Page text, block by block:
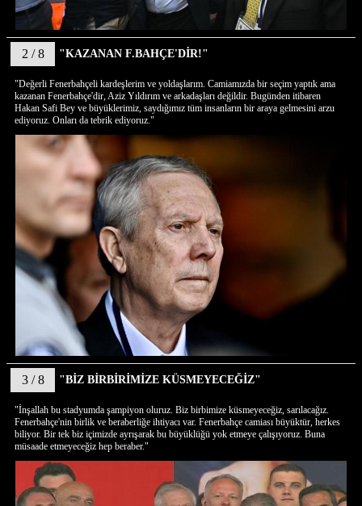
2 / 8 "KAZANAN F.BAHÇE'DİR!"
"Değerli Fenerbahçeli kardeşlerim ve yoldaşlarım. Camiamızda bir seçim yaptık ama
kazanan Fenerbahçe'dir, Aziz Yıldırım ve arkadaşları değildir. Bugünden itibaren
Hakan Safi Bey ve büyüklerimiz, saydığımız tüm insanların bir araya gelmesini arzu
ediyoruz. Onları da tebrik ediyoruz."
3 / 8 "BİZ BİRBİRİMİZE KÜSMEYECEĞİZ"
"İnşallah bu stadyumda şampiyon oluruz. Biz birbimize küsmeyeceğiz, sarılacağız.
Fenerbahçe'nin birlik ve beraberliğe ihtiyacı var. Fenerbahçe camiası büyüktür, herkes
biliyor. Bir tek biz içimizde ayrışarak bu büyüklüğü yok etmeye çalışıyoruz. Buna
müsaade etmeyeceğiz hep beraber."